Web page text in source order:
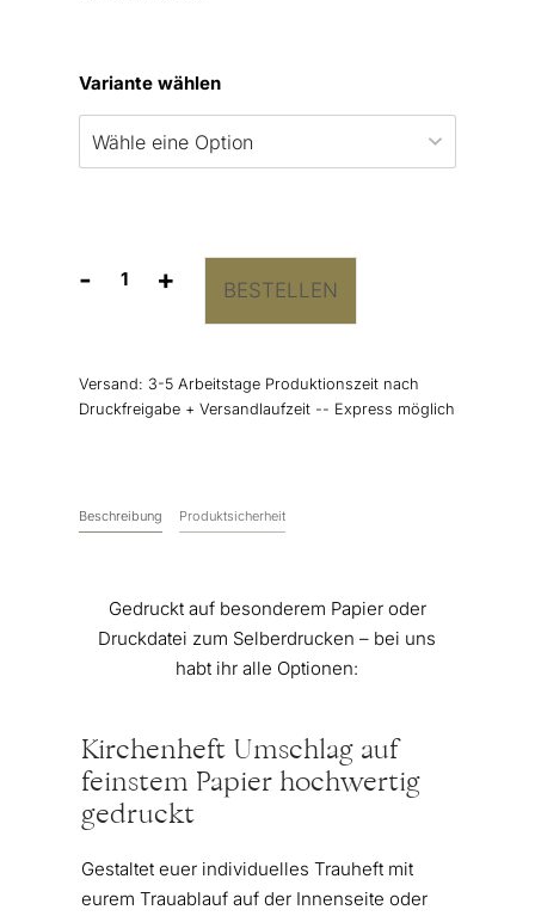
Variante wählen
-
Kirchenheft
+ BESTELLEN
Versand: 3-5 Arbeitstage Produktionszeit nach
Druckfreigabe + Versandlaufzeit -- Express möglich
Beschreibung Produktsicherheit
Gedruckt auf besonderem Papier oder
Druckdatei zum Selberdrucken – bei uns
habt ihr alle Optionen:
Kirchenheft Umschlag auf
feinstem Papier hochwertig
gedruckt
Gestaltet euer individuelles Trauheft mit
eurem Trauablauf auf der Innenseite oder